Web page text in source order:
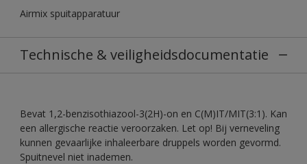
Airmix spuitapparatuur
Technische & veiligheidsdocumentatie
Bevat 1,2-benzisothiazool-3(2H)-on en C(M)IT/MIT(3:1). Kan
een allergische reactie veroorzaken. Let op! Bij verneveling
kunnen gevaarlijke inhaleerbare druppels worden gevormd.
Spuitnevel niet inademen.